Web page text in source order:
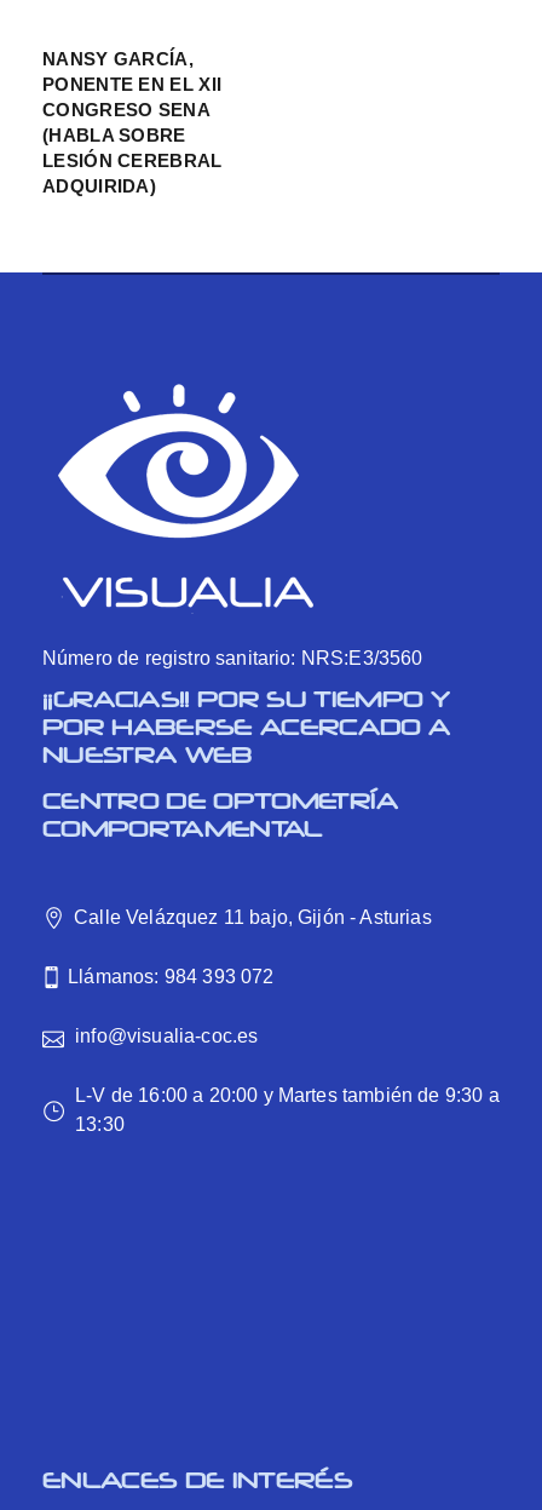
NANSY GARCÍA,
PONENTE EN EL XII
CONGRESO SENA
(HABLA SOBRE
LESIÓN CEREBRAL
ADQUIRIDA)
Número de registro sanitario: NRS:E3/3560
¡¡GRACIAS!! POR SU TIEMPO Y
POR HABERSE ACERCADO A
NUESTRA WEB
CENTRO DE OPTOMETRÍA
COMPORTAMENTAL
Calle Velázquez 11 bajo, Gijón - Asturias
Llámanos: 984 393 072
info@visualia-coc.es
L-V de 16:00 a 20:00 y Martes también de 9:30 a
13:30
ENLACES DE INTERÉS